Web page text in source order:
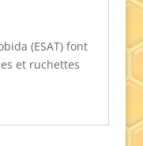
(ESAT) font
et ruchettes